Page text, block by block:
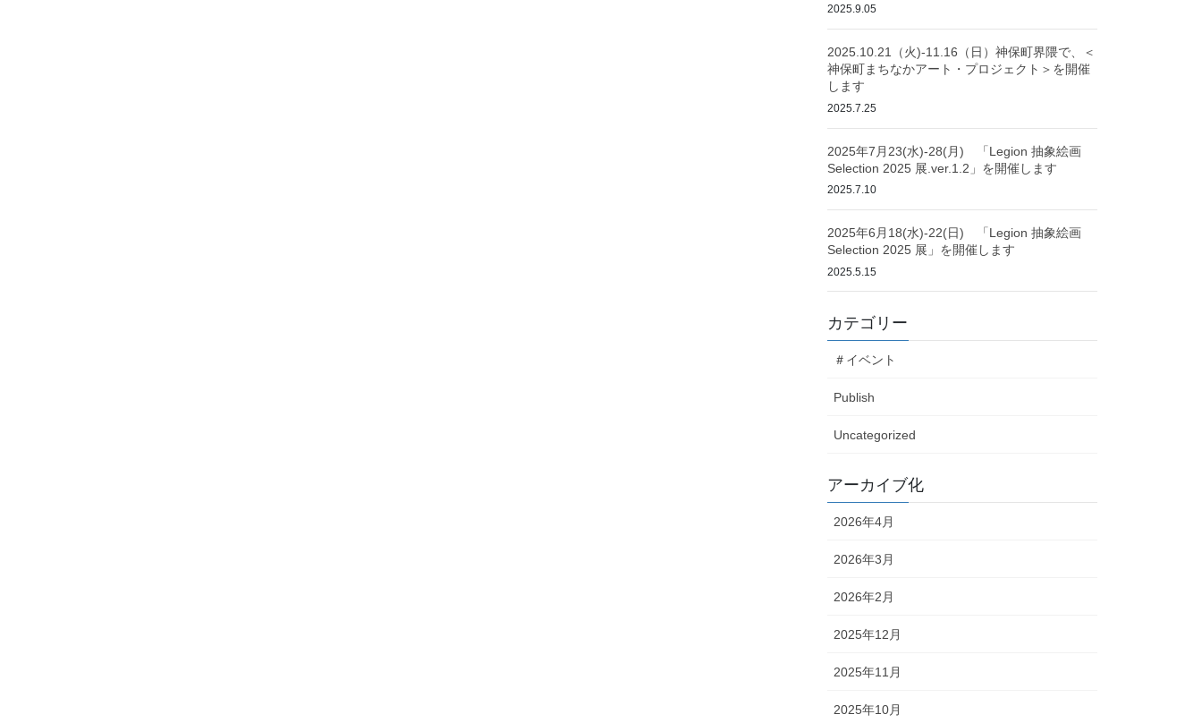
2025.9.05
2025.10.21（火)-11.16（日）神保町界隈で、＜
神保町まちなかアート・プロジェクト＞を開催
します
2025.7.25
2025年7月23(水)-28(月) 「Legion 抽象絵画
Selection 2025 展.ver.1.2」を開催します
2025.7.10
2025年6月18(水)-22(日) 「Legion 抽象絵画
Selection 2025 展」を開催します
2025.5.15
カテゴリー
＃イベント
Publish
Uncategorized
アーカイブ化
2026年4月
2026年3月
2026年2月
2025年12月
2025年11月
2025年10月